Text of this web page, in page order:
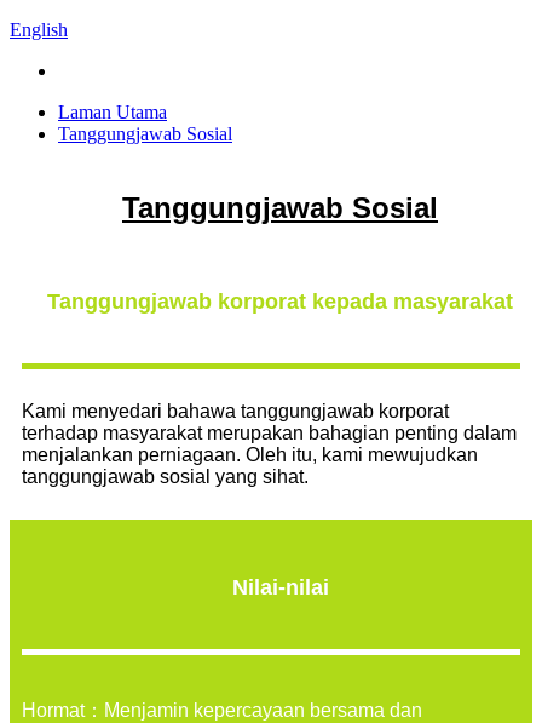
English
Laman Utama
Tanggungjawab Sosial
Tanggungjawab Sosial
Tanggungjawab korporat kepada masyarakat
Kami menyedari bahawa tanggungjawab korporat
terhadap masyarakat merupakan bahagian penting dalam
menjalankan perniagaan. Oleh itu, kami mewujudkan
tanggungjawab sosial yang sihat.
Nilai-nilai
Hormat：Menjamin kepercayaan bersama dan